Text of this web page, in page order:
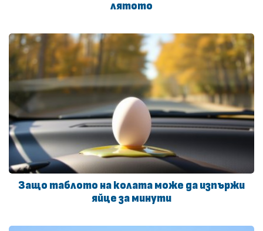
лятото
Защо таблото на колата може да изпържи
яйце за минути